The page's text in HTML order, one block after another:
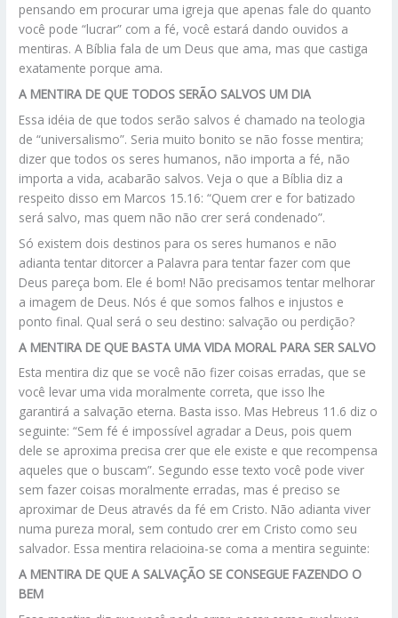
pensando em procurar uma igreja que apenas fale do quanto
você pode “lucrar” com a fé, você estará dando ouvidos a
mentiras. A Bíblia fala de um Deus que ama, mas que castiga
exatamente porque ama.
A MENTIRA DE QUE TODOS SERÃO SALVOS UM DIA
Essa idéia de que todos serão salvos é chamado na teologia
de “universalismo”. Seria muito bonito se não fosse mentira;
dizer que todos os seres humanos, não importa a fé, não
importa a vida, acabarão salvos. Veja o que a Bíblia diz a
respeito disso em Marcos 15.16: “Quem crer e for batizado
será salvo, mas quem não não crer será condenado”.
Só existem dois destinos para os seres humanos e não
adianta tentar ditorcer a Palavra para tentar fazer com que
Deus pareça bom. Ele é bom! Não precisamos tentar melhorar
a imagem de Deus. Nós é que somos falhos e injustos e
ponto final. Qual será o seu destino: salvação ou perdição?
A MENTIRA DE QUE BASTA UMA VIDA MORAL PARA SER SALVO
Esta mentira diz que se você não fizer coisas erradas, que se
você levar uma vida moralmente correta, que isso lhe
garantirá a salvação eterna. Basta isso. Mas Hebreus 11.6 diz o
seguinte: “Sem fé é impossível agradar a Deus, pois quem
dele se aproxima precisa crer que ele existe e que recompensa
aqueles que o buscam”. Segundo esse texto você pode viver
sem fazer coisas moralmente erradas, mas é preciso se
aproximar de Deus através da fé em Cristo. Não adianta viver
numa pureza moral, sem contudo crer em Cristo como seu
salvador. Essa mentira relacioina-se coma a mentira seguinte:
A MENTIRA DE QUE A SALVAÇÃO SE CONSEGUE FAZENDO O
BEM